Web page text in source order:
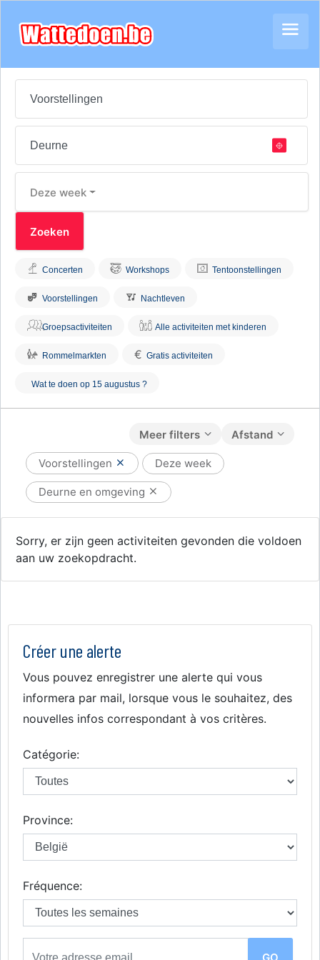
Deze week
Concerten Workshops Tentoonstellingen
Voorstellingen Nachtleven
Groepsactiviteiten Alle activiteiten met kinderen
Rommelmarkten € Gratis activiteiten
Wat te doen op 15 augustus ?
Afstand
Meer filters
Voorstellingen Deze week
Deurne en omgeving
Sorry, er zijn geen activiteiten gevonden die voldoen
aan uw zoekopdracht.
Créer une alerte
Vous pouvez enregistrer une alerte qui vous
informera par mail, lorsque vous le souhaitez, des
nouvelles infos correspondant à vos critères.
Catégorie:
Province:
Fréquence: